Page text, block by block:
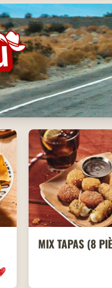
MIX TAPAS (8